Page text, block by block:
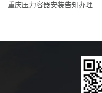
重庆压力容器安装告知办理